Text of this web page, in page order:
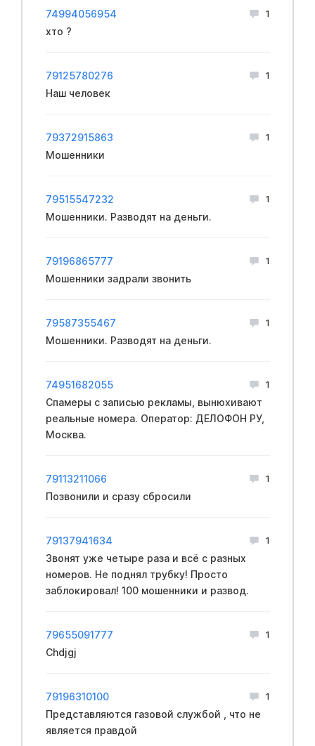
74994056954 1
хто ?
79125780276 1
Наш человек
79372915863 1
Мошенники
79515547232 1
Мошенники. Разводят на деньги.
79196865777 1
Мошенники задрали звонить
79587355467 1
Мошенники. Разводят на деньги.
74951682055 1
Спамеры с записью рекламы, вынюхивают
реальные номера. Оператор: ДЕЛОФОН РУ,
Москва.
79113211066 1
Позвонили и сразу сбросили
79137941634 1
Звонят уже четыре раза и всё с разных
номеров. Не поднял трубку! Просто
заблокировал! 100 мошенники и развод.
79655091777 1
Chdjgj
79196310100 1
Представляются газовой службой , что не
является правдой